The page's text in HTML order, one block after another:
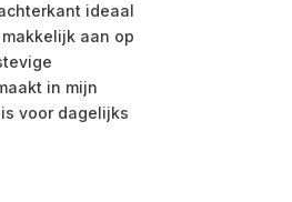
ideaal
aan op
in mijn
voor dagelijks